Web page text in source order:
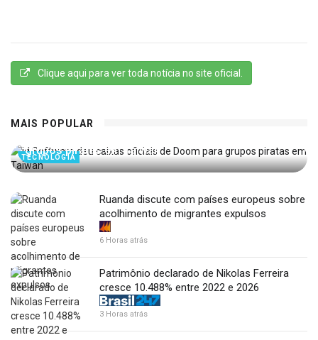
Clique aqui para ver toda notícia no site oficial.
MAIS POPULAR
TECNOLOGIA
grupos piratas em Taiwan
Ruanda discute com países europeus sobre
acolhimento de migrantes expulsos
6 Horas atrás
Patrimônio declarado de Nikolas Ferreira
cresce 10.488% entre 2022 e 2026
3 Horas atrás